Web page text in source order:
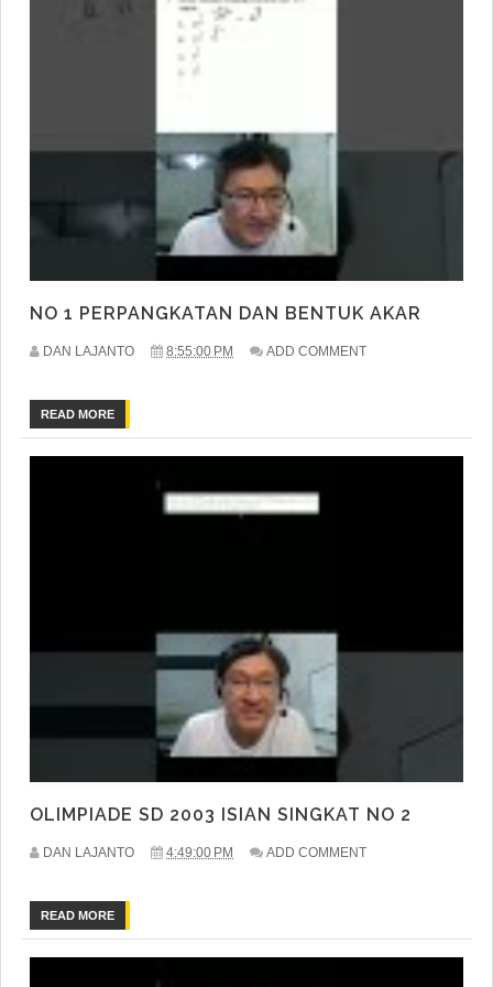
NO 1 PERPANGKATAN DAN BENTUK AKAR
DAN LAJANTO 8:55:00 PM ADD COMMENT
READ MORE
OLIMPIADE SD 2003 ISIAN SINGKAT NO 2
DAN LAJANTO 4:49:00 PM ADD COMMENT
READ MORE